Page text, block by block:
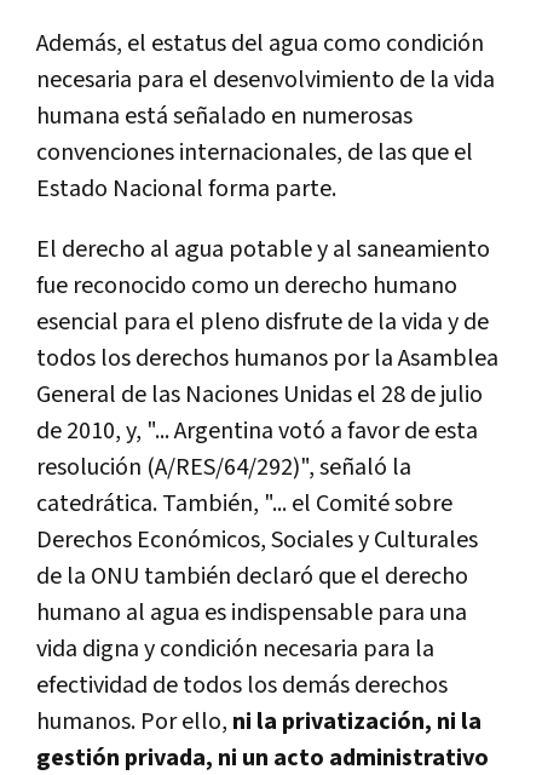
Además, el estatus del agua como condición
necesaria para el desenvolvimiento de la vida
humana está señalado en numerosas
convenciones internacionales, de las que el
Estado Nacional forma parte.
El derecho al agua potable y al saneamiento
fue reconocido como un derecho humano
esencial para el pleno disfrute de la vida y de
todos los derechos humanos por la Asamblea
General de las Naciones Unidas el 28 de julio
de 2010, y, "... Argentina votó a favor de esta
resolución (A/RES/64/292)", señaló la
catedrática. También, "... el Comité sobre
Derechos Económicos, Sociales y Culturales
de la ONU también declaró que el derecho
humano al agua es indispensable para una
vida digna y condición necesaria para la
efectividad de todos los demás derechos
humanos. Por ello, ni la privatización, ni la
gestión privada, ni un acto administrativo